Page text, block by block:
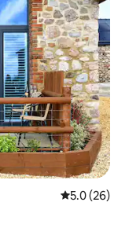
Calificación
5.0 (26)